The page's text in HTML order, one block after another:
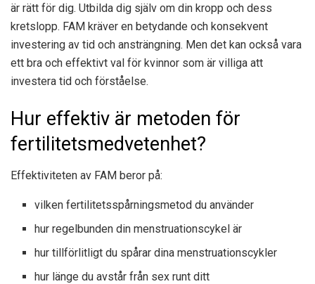
är rätt för dig. Utbilda dig själv om din kropp och dess
kretslopp. FAM kräver en betydande och konsekvent
investering av tid och ansträngning. Men det kan också vara
ett bra och effektivt val för kvinnor som är villiga att
investera tid och förståelse.
Hur effektiv är metoden för
fertilitetsmedvetenhet?
Effektiviteten av FAM beror på:
vilken fertilitetsspårningsmetod du använder
hur regelbunden din menstruationscykel är
hur tillförlitligt du spårar dina menstruationscykler
hur länge du avstår från sex runt ditt